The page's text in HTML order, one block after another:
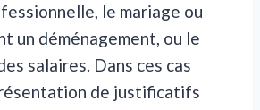
le mariage ou
un déménagement, ou le
salaires. Dans ces cas
de justificatifs